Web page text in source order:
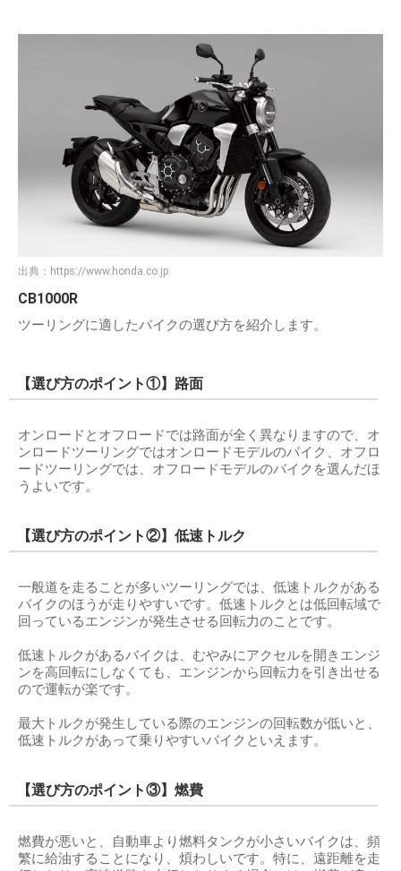
出典： https://www.honda.co.jp
CB1000R
ツーリングに適したバイクの選び方を紹介します。
【選び方のポイント①】路面
オンロードとオフロードでは路面が全く異なりますので、オ
ンロードツーリングではオンロードモデルのバイク、オフロ
ードツーリングでは、オフロードモデルのバイクを選んだほ
うよいです。
【選び方のポイント②】低速トルク
一般道を走ることが多いツーリングでは、低速トルクがある
バイクのほうが走りやすいです。低速トルクとは低回転域で
回っているエンジンが発生させる回転力のことです。
低速トルクがあるバイクは、むやみにアクセルを開きエンジ
ンを高回転にしなくても、エンジンから回転力を引き出せる
ので運転が楽です。
最大トルクが発生している際のエンジンの回転数が低いと、
低速トルクがあって乗りやすいバイクといえます。
【選び方のポイント③】燃費
燃費が悪いと、自動車より燃料タンクが小さいバイクは、頻
繁に給油することになり、煩わしいです。特に、遠距離を走